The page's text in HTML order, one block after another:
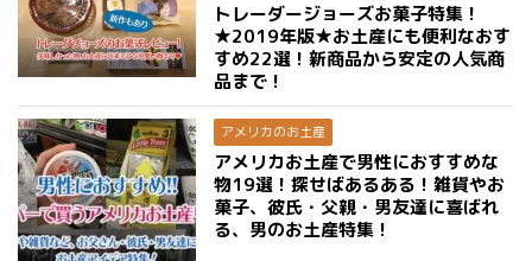
トレーダージョーズお菓子特集！
★2019年版★お土産にも便利なおす
すめ22選！新商品から安定の人気商
品まで！
アメリカのお土産
アメリカお土産で男性におすすめな
物19選！探せばあるある！雑貨やお
菓子、彼氏・父親・男友達に喜ばれ
る、男のお土産特集！